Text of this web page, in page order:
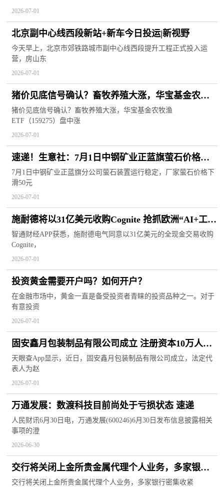
2026-07-01
北京副中心线西段新站+新车今日投运|新视野
今天早上，北京市郊铁路城市副中心线西段提升工程正式投入运
营，房山东
2026-07-01
猪价见底信号确认？畜牧养殖大涨，华宝基金农牧
渔ETF（159275）盘中涨超2%！估值底部布局正当
时？|焦点讯息
猪价见底信号确认？畜牧养殖大涨，华宝基金农牧渔
ETF（159275）盘中涨
2026-07-01
速递！生意社：7月1日中钢矿业正蓝旗萤石价格走
低
7月1日中钢矿业正蓝旗分公司萤石装置运行稳定，厂家萤石价格下
滑50元
2026-07-01
施耐德将以31亿美元收购Cognite 抢抓欧洲“AI+工
业”发展机遇|今日热搜
智通财经APP获悉，施耐德电气同意以31亿美元的全现金交易收购
Cognite，
2026-07-01
投资黄金需要开户吗？如何开户？
在金融市场中，黄金一直是备受投资者青睐的投资品种之一。对于
有意投资
2026-07-01
固安鑫月包装制品有限公司成立 注册资本10万人民
币
天眼查App显示，近日，固安鑫月包装制品有限公司成立，法定代
表人为赵
2026-07-01
万通发展：数渡科技目前尚处于亏损状态 速递
人民财讯6月30日电，万通发展(600246)6月30日发布信息披露相关
事项的澄
2026-06-30
交行将关闭上金所贵金属代理个人业务，多家银行
密集收紧 头条
交行将关闭上金所贵金属代理个人业务，多家银行密集收紧